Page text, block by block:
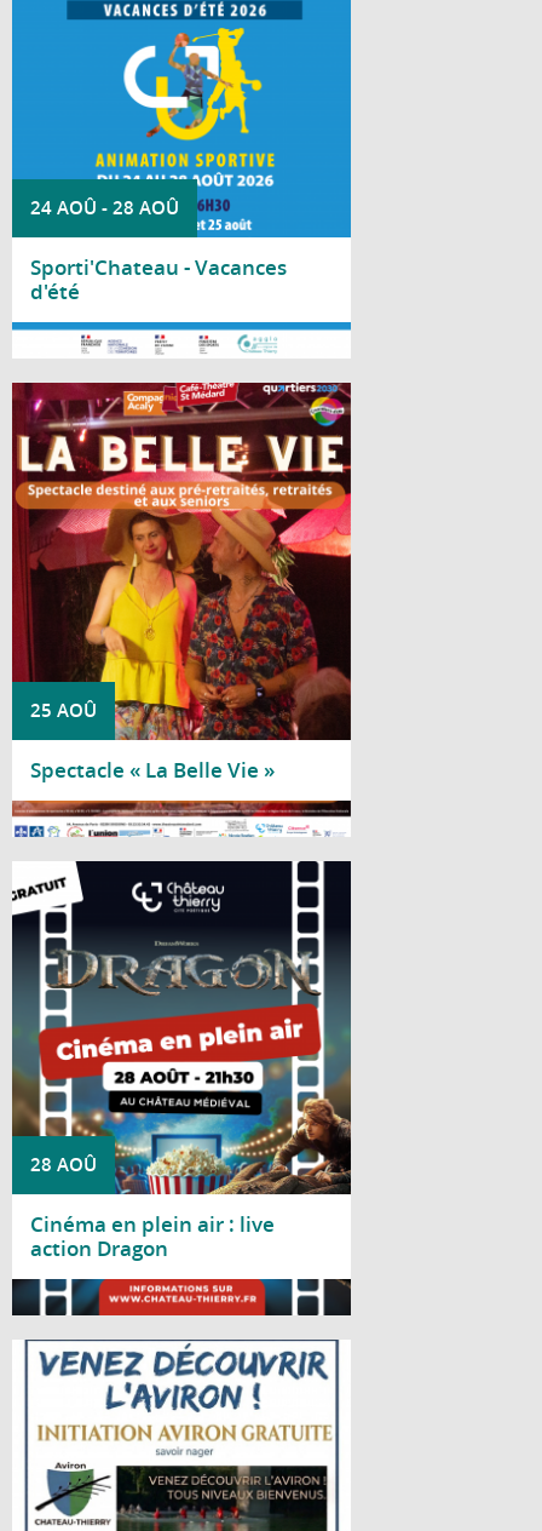
24 AOÛ -28 AOÛ
Sporti'Chateau - Vacances
d'été
d'activités sportives dans le cadre de
Sporti'Château.
Lire la suite
25 AOÛ
Spectacle « La Belle Vie »
Le Centre social Nicole Bastien vous invite
à découvrir « La Belle Vie », un spectacle
de la Compagnie Acaly, spécialement
proposé aux pré-retraités, retraités et
seniors.
Lire la suite
28 AOÛ
Cinéma en plein air : live
action Dragon
Le château médiéval se transforme en
salle de cinéma à ciel ouvert le temps
d'une soirée estivale, le vendredi 28 août
à 21h30, au château médiéval
Lire la suite
Le Club d'aviron de Château-Thierry vous
propose une journée d'initiation gratuite le
samedi 29 août 2026, de 10h à 18h, au
gymnase nautique, situé bords de Marne,
avenue d'Essômes à Château-Thierry.